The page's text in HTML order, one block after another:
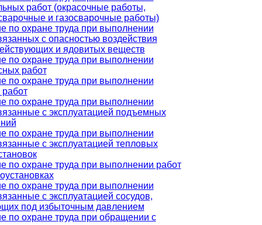
работ (окрасочные работы,
и газосварочные работы)
по охране труда при выполнении
с опасностью воздействия
и ядовитых веществ
по охране труда при выполнении
работ
по охране труда при выполнении
по охране труда при выполнении
с эксплуатацией подъемных
по охране труда при выполнении
с эксплуатацией тепловых
по охране труда при выполнении работ
по охране труда при выполнении
с эксплуатацией сосудов,
под избыточным давлением
по охране труда при обращении с